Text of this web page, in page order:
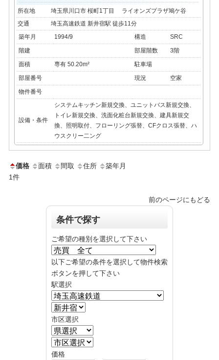
所在地
埼玉県川口市 桜町1丁目 ライオンズプラザ鳩ケ谷
交通
埼玉高速鉄道 新井宿駅 徒歩11分
築年月
1994/9 構造
SRC
階建
部屋階数
3階
面積
専有 50.20m²
駐車場
部屋番号
現況
空家
物件番号
設備・条件
システムキッチン新規交換、ユニットバス新規交換、
トイレ新規交換、洗面化粧台新規交換、建具新規交
換、照明取付、フローリング張替、CFクロス張替、ハ
ウスクリー二ング
価格 面積 間取 住所
築年月
1件
前のページにもどる
条件で探す
ご希望の種別を選択して下さい
以下ご希望の条件を選択して物件検索
ボタンを押して下さい
駅選択
市区選択
価格